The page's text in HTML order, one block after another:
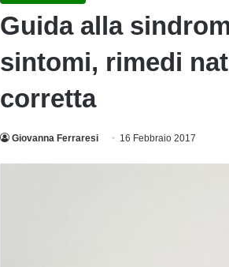
Guida alla
sintomi, rimedi
corretta
Giovanna Ferraresi 16 Febbraio 2017